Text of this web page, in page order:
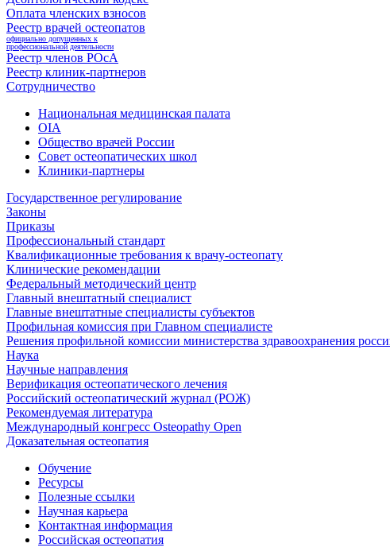
Оплата членских взносов
Реестр врачей остеопатов
официально допущенных к
профессиональной деятельности
Реестр членов РОсА
Реестр клиник-партнеров
Сотрудничество
Национальная медицинская палата
OIA
Общество врачей России
Совет остеопатических школ
Клиники-партнеры
Государственное регулирование
Законы
Приказы
Профессиональный стандарт
Квалификационные требования к врачу-остеопату
Клинические рекомендации
Федеральный методический центр
Главный внештатный специалист
Главные внештатные специалисты субъектов
Профильная комиссия при Главном специалисте
Решения профильной комиссии министерства здравоохранения
Наука
Научные направления
Верификация остеопатического лечения
Российский остеопатический журнал (РОЖ)
Рекомендуемая литература
Международный конгресс Osteopathy Open
Доказательная остеопатия
Обучение
Ресурсы
Полезные ссылки
Научная карьера
Контактная информация
Российская остеопатия